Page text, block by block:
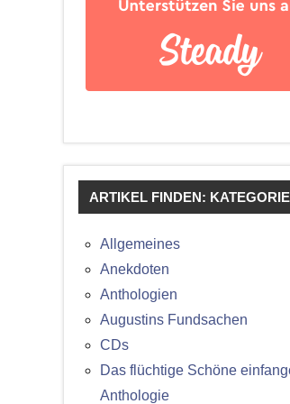
ARTIKEL FINDEN:
Allgemeines
Anekdoten
Anthologien
Augustins Fundsachen
CDs
Das flüchtige Schöne
Anthologie